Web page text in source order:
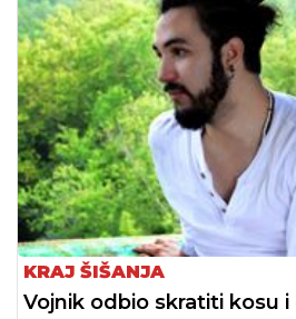
KRAJ ŠIŠANJA
Vojnik odbio skratiti kosu